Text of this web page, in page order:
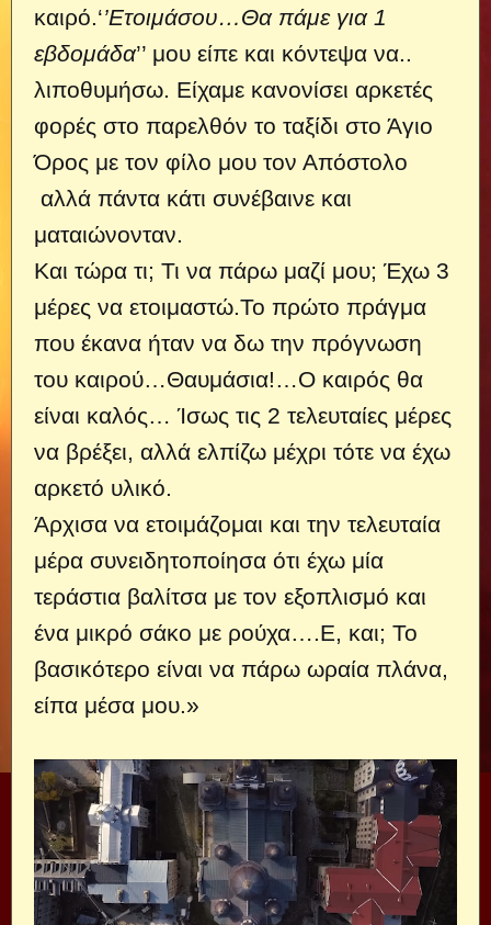
καιρό.‘’Ετοιμάσου…Θα πάμε για 1
εβδομάδα’’ μου είπε και κόντεψα να..
λιποθυμήσω. Είχαμε κανονίσει αρκετές
φορές στο παρελθόν το ταξίδι στο Άγιο
Όρος με τον φίλο μου τον Απόστολο
αλλά πάντα κάτι συνέβαινε και
ματαιώνονταν.
Και τώρα τι; Τι να πάρω μαζί μου; Έχω 3
μέρες να ετοιμαστώ.Το πρώτο πράγμα
που έκανα ήταν να δω την πρόγνωση
του καιρού…Θαυμάσια!…Ο καιρός θα
είναι καλός… Ίσως τις 2 τελευταίες μέρες
να βρέξει, αλλά ελπίζω μέχρι τότε να έχω
αρκετό υλικό.
Άρχισα να ετοιμάζομαι και την τελευταία
μέρα συνειδητοποίησα ότι έχω μία
τεράστια βαλίτσα με τον εξοπλισμό και
ένα μικρό σάκο με ρούχα….Ε, και; Το
βασικότερο είναι να πάρω ωραία πλάνα,
είπα μέσα μου.»